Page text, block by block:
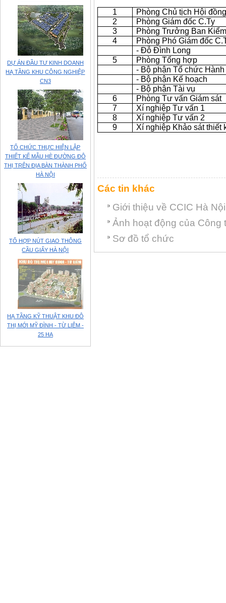
DỰ ÁN ĐẦU TƯ KINH DOANH
HẠ TẦNG KHU CÔNG NGHIỆP
CN3
TỔ CHỨC THỰC HIỆN LẬP
THIẾT KẾ MẪU HÈ ĐƯỜNG ĐÔ
THỊ TRÊN ĐỊA BÀN THÀNH PHỐ
HÀ NỘI
TỔ HỢP NÚT GIAO THÔNG
CẦU GIẤY HÀ NỘI
HẠ TẦNG KỸ THUẬT KHU ĐÔ
THỊ MỚI MỸ ĐÌNH - TỪ LIÊM -
25 HA
1
Phòng Chủ tịch Hội
2
Phòng Giám đốc
3
Phòng Trưởng Ban
4
Phòng Phó Giám đốc
- Đỗ Đình Long
5
Phòng Tổng hợp
- Bộ phận Tổ chức
- Bộ phận Kế hoạch
- Bộ phận Tài vụ
6
Phòng Tư vấn Giám
7
Xí nghiệp Tư vấn 1
8
Xí nghiệp Tư vấn 2
9
Xí nghiệp Khảo sát thiết
Các tin khác
Giới thiệu về CCIC Hà Nội
Ảnh hoạt động của Công
Sơ đồ tổ chức